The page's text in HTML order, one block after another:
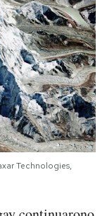
Technologies,